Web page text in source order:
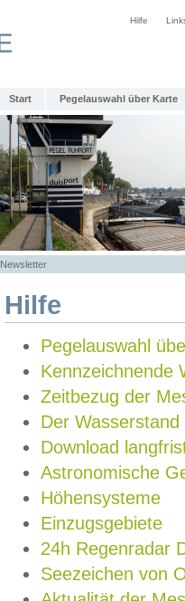
Hilfe
Start Pegelauswahl über Karte
Newsletter
Hilfe
Pegelauswahl
Kennzeichnende
Zeitbezug der
Der Wasserstand
Download
Astronomische
Höhensysteme
Einzugsgebiete
24h Regenradar
Seezeichen von